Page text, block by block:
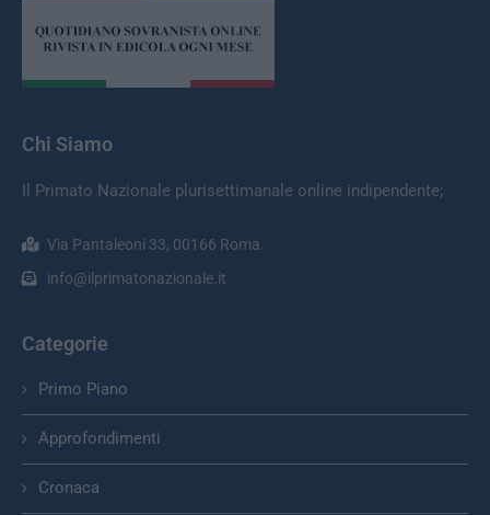
Chi Siamo
Il Primato Nazionale plurisettimanale online indipendente;
Via Pantaleoni 33, 00166 Roma.
info@ilprimatonazionale.it
Categorie
Primo Piano
Approfondimenti
Cronaca